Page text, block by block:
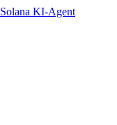
Solana KI-Agent